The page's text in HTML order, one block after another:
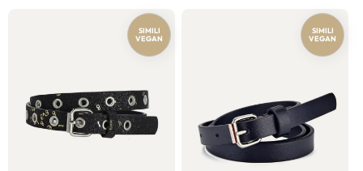
style.
Tout
SIMILI
VEGAN
SIMILI
VEGAN